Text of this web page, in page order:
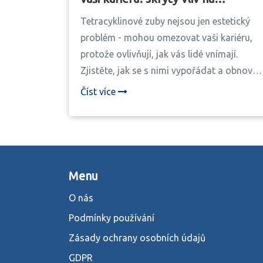
Tetracyklinové zuby nejsou jen estetický
problém - mohou omezovat vaši kariéru,
protože ovlivňují, jak vás lidé vnímají.
Zjistěte, jak se s nimi vypořádat a obnovit
sebevědomí.
Číst více
Menu
O nás
Podmínky používání
Zásady ochrany osobních údajů
GDPR